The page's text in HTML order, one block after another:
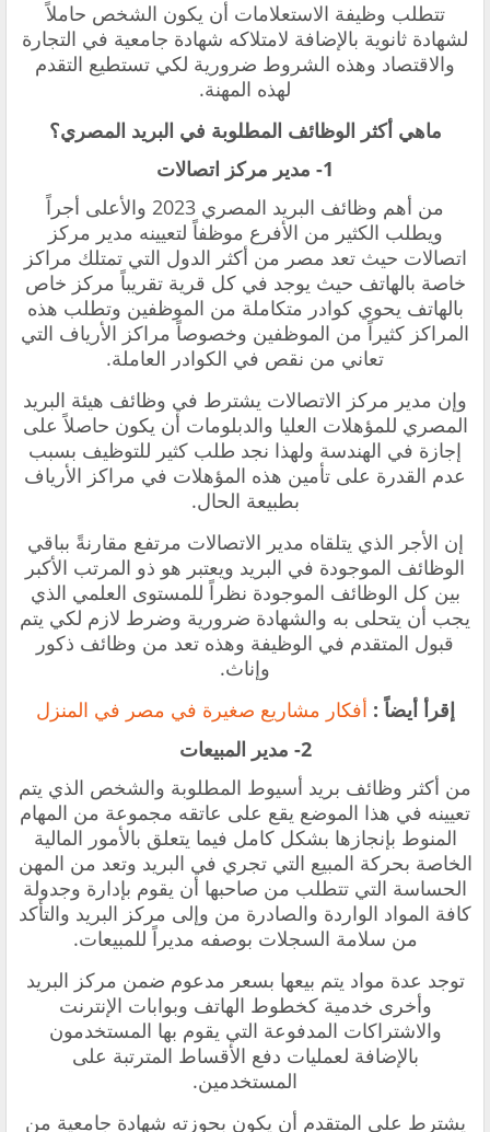
تتطلب وظيفة الاستعلامات أن يكون الشخص حاملاً
لشهادة ثانوية بالإضافة لامتلاكه شهادة جامعية في التجارة
والاقتصاد وهذه الشروط ضرورية لكي تستطيع التقدم
لهذه المهنة.
ماهي أكثر الوظائف المطلوبة في البريد المصري؟
1- مدير مركز اتصالات
من أهم
وظائف البريد المصري 2023 والأعلى أجراً
ويطلب الكثير من الأفرع موظفاً لتعيينه مدير مركز
اتصالات حيث تعد مصر من أكثر الدول التي تمتلك مراكز
خاصة بالهاتف حيث يوجد في كل قرية تقريباً مركز خاص
بالهاتف يحوي كوادر متكاملة من الموظفين وتطلب هذه
المراكز كثيراً من الموظفين وخصوصاً مراكز الأرياف التي
تعاني من نقص في الكوادر العاملة.
وإن مدير مركز الاتصالات يشترط في وظائف هيئة البريد
المصري للمؤهلات العليا والدبلومات أن يكون حاصلاً على
إجازة في الهندسة ولهذا نجد طلب كثير للتوظيف بسبب
عدم القدرة على تأمين هذه المؤهلات في مراكز الأرياف
بطبيعة الحال.
إن الأجر الذي يتلقاه مدير الاتصالات مرتفع مقارنةً بباقي
الوظائف الموجودة في البريد ويعتبر هو ذو المرتب الأكبر
بين كل الوظائف الموجودة نظراً للمستوى العلمي الذي
يجب أن يتحلى به والشهادة ضرورية وضرط لازم لكي يتم
قبول المتقدم في الوظيفة وهذه تعد من وظائف ذكور
وإناث.
إقرأ أيضاً : أفكار مشاريع صغيرة في مصر في المنزل
2- مدير المبيعات
من أكثر وظائف بريد أسيوط المطلوبة والشخص الذي يتم
تعيينه في هذا الموضع يقع على عاتقه مجموعة من المهام
المنوط بإنجازها بشكل كامل فيما يتعلق بالأمور المالية
الخاصة بحركة المبيع التي تجري في البريد وتعد من المهن
الحساسة التي تتطلب من صاحبها أن يقوم بإدارة وجدولة
كافة المواد الواردة والصادرة من وإلى مركز البريد والتأكد
من سلامة السجلات بوصفه مديراً للمبيعات.
توجد عدة مواد يتم بيعها بسعر مدعوم ضمن مركز البريد
وأخرى خدمية كخطوط الهاتف وبوابات الإنترنت
والاشتراكات المدفوعة التي يقوم بها المستخدمون
بالإضافة لعمليات دفع الأقساط المترتبة على
المستخدمين.
يشترط على المتقدم أن يكون بحوزته شهادة جامعية من